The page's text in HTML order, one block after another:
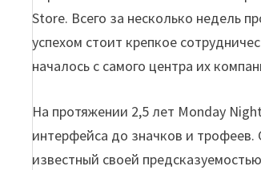
Store. Всего за несколько недель
успехом стоит крепкое
началось с самого центра их
На протяжении 2,5 лет Monday
интерфейса до значков и
известный своей